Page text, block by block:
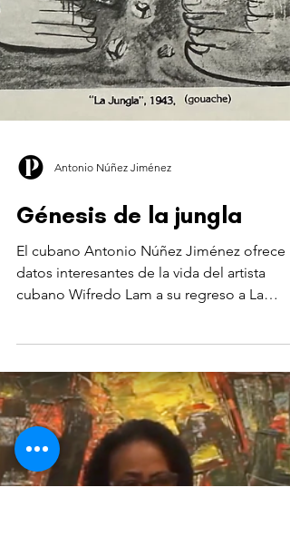
Antonio Núñez Jiménez
Génesis de la jungla
El cubano Antonio Núñez Jiménez ofrece
datos interesantes de la vida del artista
cubano Wifredo Lam a su regreso a La